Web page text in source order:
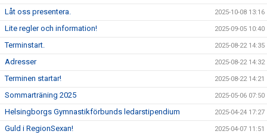
Låt oss presentera. 2025-10-08 13:16
Lite regler och information! 2025-09-05 10:40
Terminstart. 2025-08-22 14:35
Adresser 2025-08-22 14:32
Terminen startar! 2025-08-22 14:21
Sommarträning 2025 2025-05-06 07:50
Helsingborgs Gymnastikförbunds ledarstipendium 2025-04-24 17:27
Guld i RegionSexan! 2025-04-07 11:51